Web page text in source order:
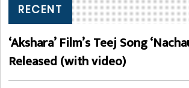
RECENT
‘Akshara’ Film’s Teej Song
Released (with video)